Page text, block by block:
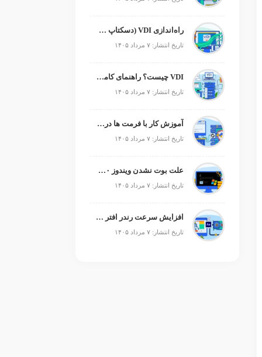
راه‌اندازی VDI (دسکتاپ مجازی)
تاریخ انتشار: ۷ مرداد ۱۴۰۵
VDI چیست؟ راهنمای کامل زیرساخت دسکتاپ مجازی
تاریخ انتشار: ۷ مرداد ۱۴۰۵
آموزش کار با فرمت ها در پایتون
تاریخ انتشار: ۷ مرداد ۱۴۰۵
علت بوت نشدن ویندوز ۱۰ و ۱۱ + آموزش رفع مشکل (راهنمای گام‌به‌گام)
تاریخ انتشار: ۷ مرداد ۱۴۰۵
افزایش سرعت رندر افتر افکت؛ رفع کندی After Effects
تاریخ انتشار: ۷ مرداد ۱۴۰۵